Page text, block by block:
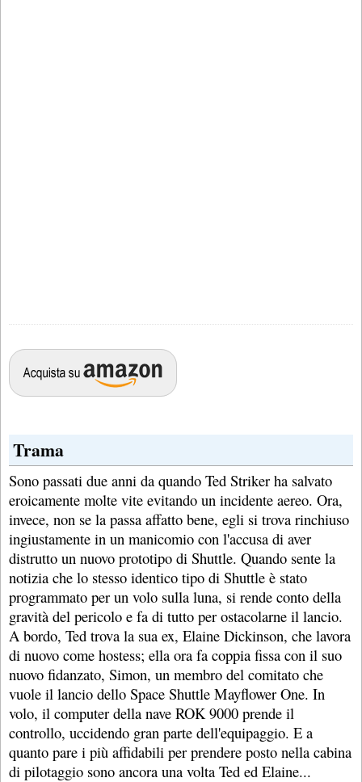
Trama
Sono passati due anni da quando Ted Striker ha salvato
eroicamente molte vite evitando un incidente aereo. Ora,
invece, non se la passa affatto bene, egli si trova rinchiuso
ingiustamente in un manicomio con l'accusa di aver
distrutto un nuovo prototipo di Shuttle. Quando sente la
notizia che lo stesso identico tipo di Shuttle è stato
programmato per un volo sulla luna, si rende conto della
gravità del pericolo e fa di tutto per ostacolarne il lancio.
A bordo, Ted trova la sua ex, Elaine Dickinson, che lavora
di nuovo come hostess; ella ora fa coppia fissa con il suo
nuovo fidanzato, Simon, un membro del comitato che
vuole il lancio dello Space Shuttle Mayflower One. In
volo, il computer della nave ROK 9000 prende il
controllo, uccidendo gran parte dell'equipaggio. E a
quanto pare i più affidabili per prendere posto nella cabina
di pilotaggio sono ancora una volta Ted ed Elaine...